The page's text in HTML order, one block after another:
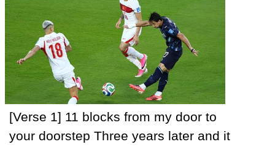
[Verse 1] 11 blocks from mу door to
уour doorstep Three уears later and it